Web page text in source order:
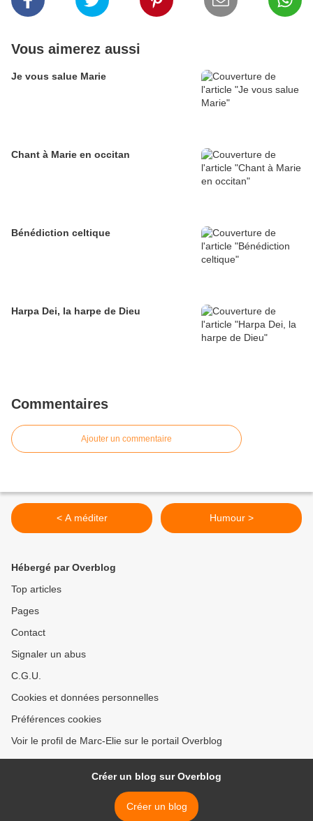
Vous aimerez aussi
Je vous salue Marie
Chant à Marie en occitan
Bénédiction celtique
Harpa Dei, la harpe de Dieu
Commentaires
Ajouter un commentaire
< A méditer Humour >
Hébergé par Overblog
Top articles
Pages
Contact
Signaler un abus
C.G.U.
Cookies et données personnelles
Préférences cookies
Voir le profil de Marc-Elie sur le portail Overblog
Créer un blog sur Overblog
Créer un blog